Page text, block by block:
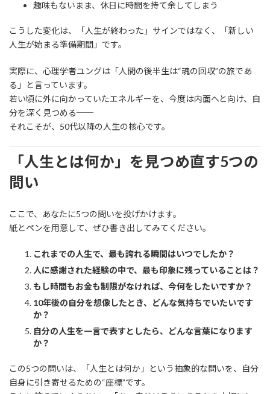
趣味もないまま、休日に時間を持て余してしまう
こうした変化は、「人生が終わった」サインではなく、「新しい
人生が始まる準備期間」です。
実際に、心理学者ユングは「人間の後半生は“魂の回収”の旅であ
る」と言っています。
若い頃に外に向かっていたエネルギーを、今度は内面へと向け、自
分を深く見つめる──
それこそが、50代以降の人生の核心です。
「人生とは何か」を見つめ直す5つの
問い
ここで、あなたに5つの問いを投げかけます。
紙とペンを用意して、ぜひ書き出してみてください。
これまでの人生で、最も誇れる瞬間はいつでしたか？
人に感謝された経験の中で、最も印象に残っていることは？
もし時間もお金も制限がなければ、今何をしたいですか？
10年後の自分を想像したとき、どんな気持ちでいたいです
か？
自分の人生を一言で表すとしたら、どんな言葉になります
か？
この5つの問いは、「人生とは何か」という抽象的な問いを、自分
自身に引き寄せるための“座標”です。